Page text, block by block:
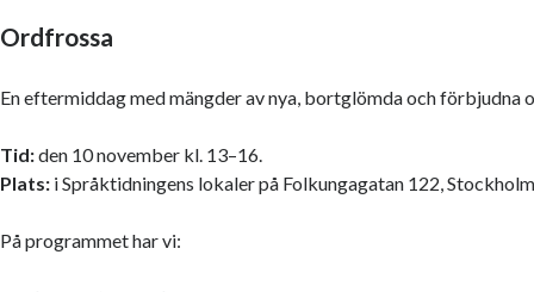
Ordfrossa
En eftermiddag med mängder av nya, bortglömda och förbjudna
Tid:den 10 november kl. 13–16.
Plats: i Språktidningens lokaler på Folkungagatan 122,
På programmet har vi: